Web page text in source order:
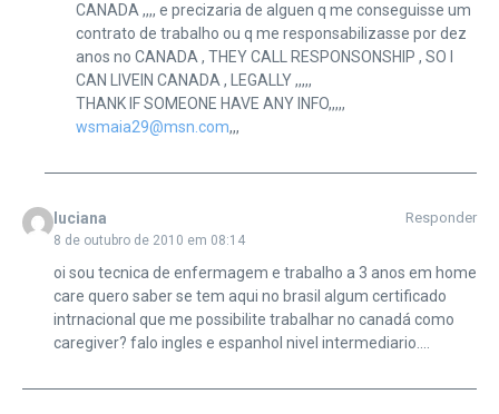
CANADA ,,,, e precizaria de alguen q me conseguisse um
contrato de trabalho ou q me responsabilizasse por dez
anos no CANADA , THEY CALL RESPONSONSHIP , SO I
CAN LIVEIN CANADA , LEGALLY ,,,,,
THANK IF SOMEONE HAVE ANY INFO,,,,,
wsmaia29@msn.com,,,
luciana
8 de outubro de 2010 em 08:14
Responder
oi sou tecnica de enfermagem e trabalho a 3 anos em home
care quero saber se tem aqui no brasil algum certificado
intrnacional que me possibilite trabalhar no canadá como
caregiver? falo ingles e espanhol nivel intermediario….